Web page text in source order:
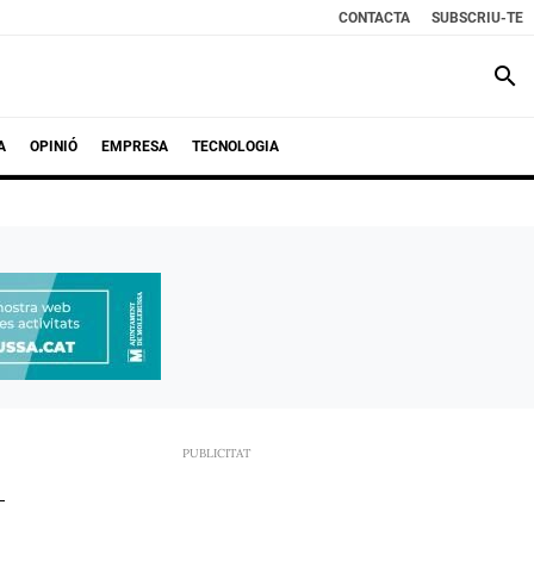
CONTACTA SUBSCRIU-TE
search
OPINIÓ EMPRESA TECNOLOGIA